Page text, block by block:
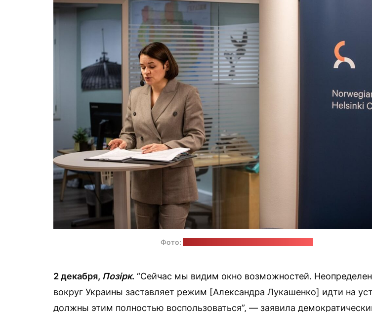
Фото:
2 декабря, Позірк. “Сейчас мы видим окно возможностей.
вокруг Украины заставляет режим [Александра Лукашенко] идти на
должны этим полностью воспользоваться”, — заявила